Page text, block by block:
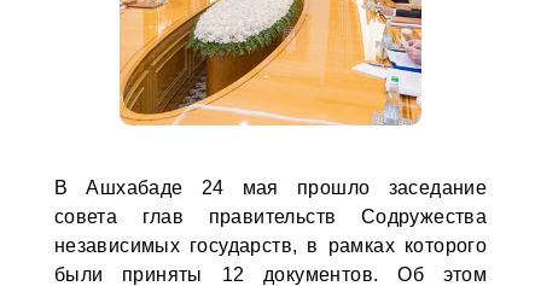
В Ашхабаде 24 мая прошло заседание
совета глав правительств Содружества
независимых государств, в рамках которого
были приняты 12 документов. Об этом